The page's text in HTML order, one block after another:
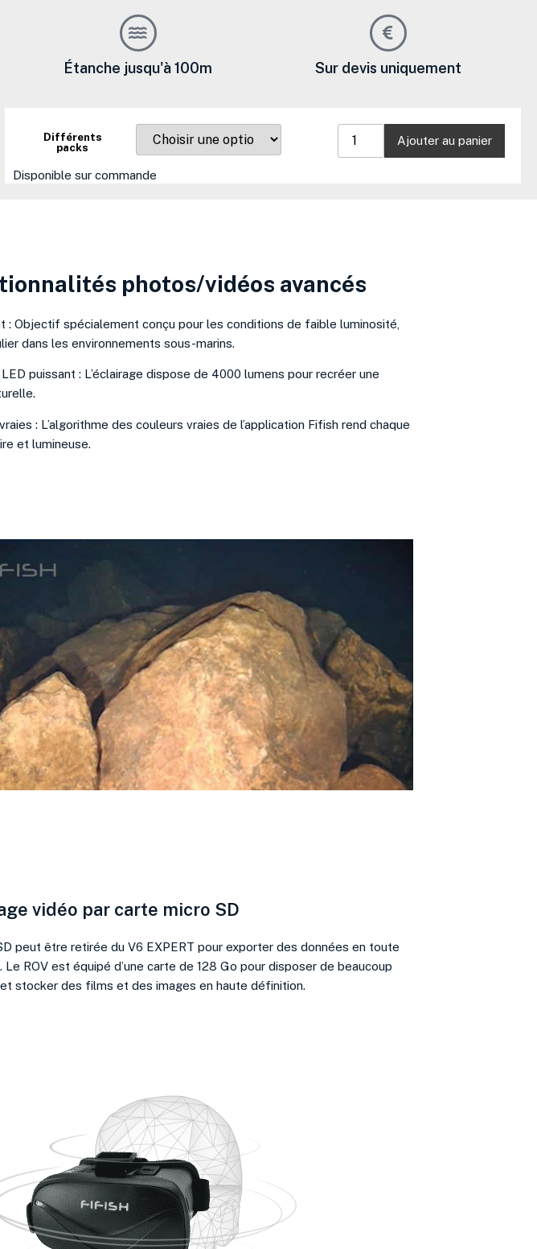
Étanche jusqu'à 100m Sur devis uniquement
Différents
packs
de
Fifish
V6
Ajouter au panier
Disponible sur commande
photos/vidéos avancés
: Objectif spécialement conçu pour les conditions de faible luminosité,
dans les environnements sous-marins.
puissant : L’éclairage dispose de 4000 lumens pour recréer une
: L’algorithme des couleurs vraies de l’application Fifish rend chaque
et lumineuse.
vidéo par carte micro SD
peut être retirée du V6 EXPERT pour exporter des données en toute
Le ROV est équipé d’une carte de 128 Go pour disposer de beaucoup
et stocker des films et des images en haute définition.